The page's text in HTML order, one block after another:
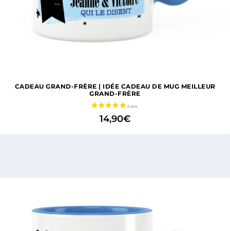
CADEAU GRAND-FRÈRE | IDÉE CADEAU DE MUG MEILLEUR
GRAND-FRÈRE
14,90€